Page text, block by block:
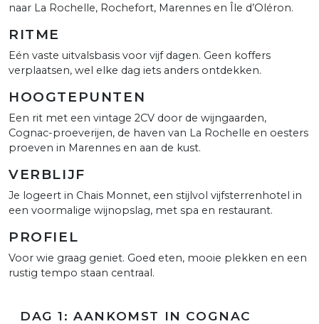
naar La Rochelle, Rochefort, Marennes en Île d’Oléron.
RITME
Eén vaste uitvalsbasis voor vijf dagen. Geen koffers
verplaatsen, wel elke dag iets anders ontdekken.
HOOGTEPUNTEN
Een rit met een vintage 2CV door de wijngaarden,
Cognac-proeverijen, de haven van La Rochelle en oesters
proeven in Marennes en aan de kust.
VERBLIJF
Je logeert in Chais Monnet, een stijlvol vijfsterrenhotel in
een voormalige wijnopslag, met spa en restaurant.
PROFIEL
Voor wie graag geniet. Goed eten, mooie plekken en een
rustig tempo staan centraal.
DAG 1: AANKOMST IN COGNAC